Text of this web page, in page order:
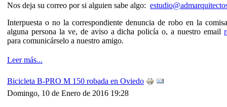
Nos deja su correo por si alguien sabe algo:
Interpuesta o no la correspondiente denuncia de robo en la
alguna persona la ve, de aviso a dicha policía o, a nuestro email
para comunicárselo a nuestro amigo.
Leer más...
Bicicleta B-PRO M 150 robada en Oviedo
Domingo, 10 de Enero de 2016 19:28